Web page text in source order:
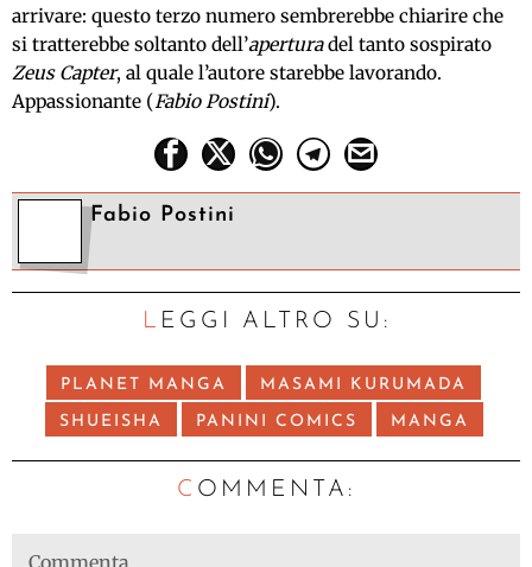
arrivare: questo terzo numero sembrerebbe chiarire che
si tratterebbe soltanto dell’aperturadel tanto sospirato
Zeus Capter, al quale l’autore starebbe lavorando.
Appassionante (Fabio Postini).
Fabio Postini
LEGGI ALTRO SU:
PLANET MANGA MASAMI KURUMADA
SHUEISHA PANINI COMICS MANGA
C OMMENTA: